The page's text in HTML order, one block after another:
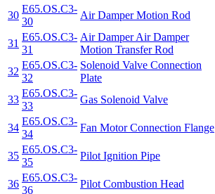
30
E65.OS.C3-
30
Air Damper Motion Rod
31
E65.OS.C3-
31
Air Damper Air Damper
Motion Transfer Rod
32
E65.OS.C3-
32
Solenoid Valve Connection
Plate
33
E65.OS.C3-
33
Gas Solenoid Valve
34
E65.OS.C3-
34
Fan Motor Connection Flange
35
E65.OS.C3-
35
Pilot Ignition Pipe
36
E65.OS.C3-
36
Pilot Combustion Head